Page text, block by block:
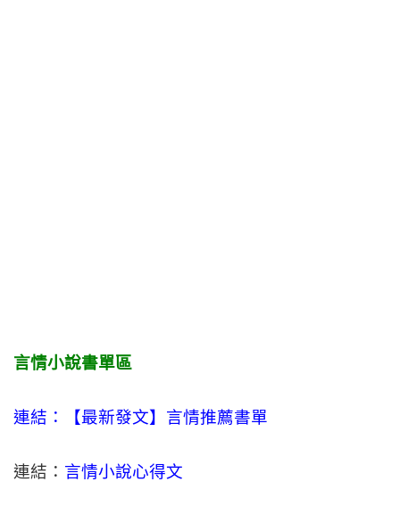
言情小說書單區
連結：【最新發文】 言情推薦書單
連結： 言情小說心得文